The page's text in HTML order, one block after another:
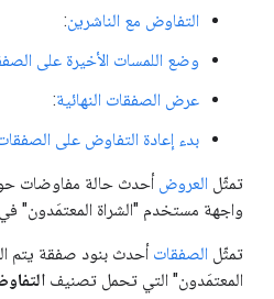
التفاوض مع الناشرين:
وضع اللمسات الأخيرة على
عرض الصفقات النهائية:
بدء إعادة التفاوض على الصفقات
تمثّل العروض أحدث حالة مفاوضات
واجهة مستخدم "الشراة المعتمَدون"
تمثّل الصفقات أحدث بنود صفقة يتم
المعتمَدون" التي تحمل تصنيف